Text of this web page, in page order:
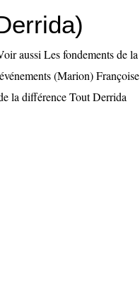
aussi Les fondements de la
(Marion) Françoise
la différence Tout Derrida